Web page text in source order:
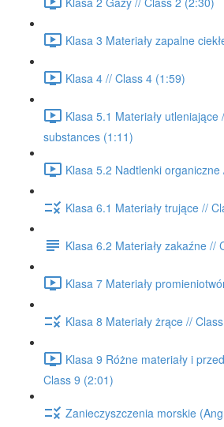
Klasa 3 Materiały zapalne
Klasa 4 // Class 4 (1:59)
Klasa 5.1 Materiały
substances (1:11)
Klasa 5.2 Nadtlenki
Klasa 6.1 Materiały trujące //
Klasa 6.2 Materiały zakaźne //
Klasa 7 Materiały
Klasa 8 Materiały żrące //
Klasa 9 Różne materiały i
Class 9 (2:01)
Zanieczyszczenia morskie